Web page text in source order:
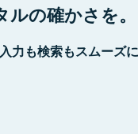
の確かさを。
力も検索もスムーズ